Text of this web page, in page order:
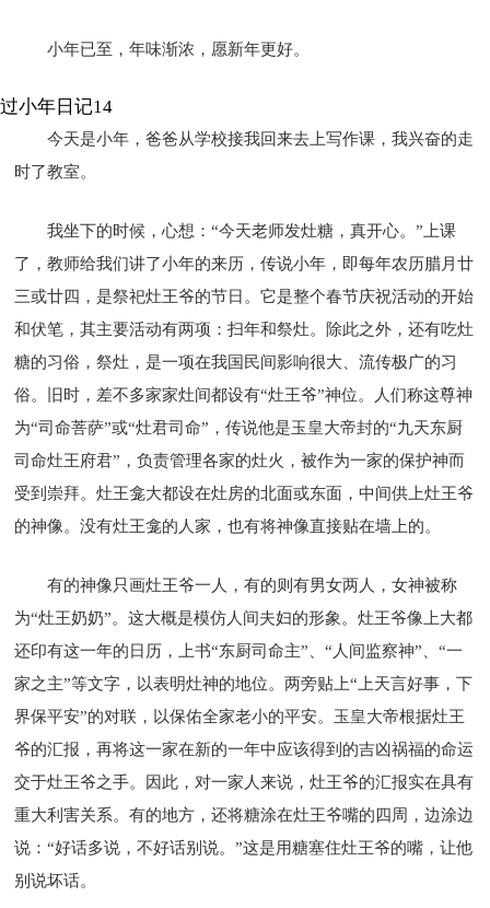
小年已至，年味渐浓，愿新年更好。
过小年日记14
今天是小年，爸爸从学校接我回来去上写作课，我兴奋的走
时了教室。
我坐下的时候，心想：“今天老师发灶糖，真开心。”上课
了，教师给我们讲了小年的来历，传说小年，即每年农历腊月廿
三或廿四，是祭祀灶王爷的节日。它是整个春节庆祝活动的开始
和伏笔，其主要活动有两项：扫年和祭灶。除此之外，还有吃灶
糖的习俗，祭灶，是一项在我国民间影响很大、流传极广的习
俗。旧时，差不多家家灶间都设有“灶王爷”神位。人们称这尊神
为“司命菩萨”或“灶君司命”，传说他是玉皇大帝封的“九天东厨
司命灶王府君”，负责管理各家的灶火，被作为一家的保护神而
受到崇拜。灶王龛大都设在灶房的北面或东面，中间供上灶王爷
的神像。没有灶王龛的人家，也有将神像直接贴在墙上的。
有的神像只画灶王爷一人，有的则有男女两人，女神被称
为“灶王奶奶”。这大概是模仿人间夫妇的形象。灶王爷像上大都
还印有这一年的日历，上书“东厨司命主”、“人间监察神”、“一
家之主”等文字，以表明灶神的地位。两旁贴上“上天言好事，下
界保平安”的对联，以保佑全家老小的平安。玉皇大帝根据灶王
爷的汇报，再将这一家在新的一年中应该得到的吉凶祸福的命运
交于灶王爷之手。因此，对一家人来说，灶王爷的汇报实在具有
重大利害关系。有的地方，还将糖涂在灶王爷嘴的四周，边涂边
说：“好话多说，不好话别说。”这是用糖塞住灶王爷的嘴，让他
别说坏话。